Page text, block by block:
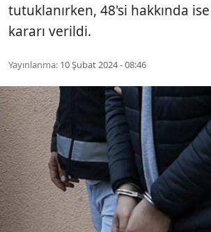
tutuklanırken, 48'si hakkında
kararı verildi.
Yayınlanma: 10 Şubat 2024 - 08:46